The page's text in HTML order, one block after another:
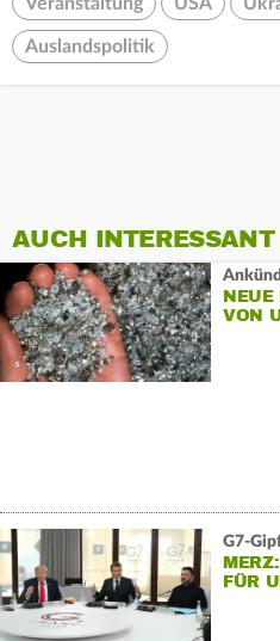
Auslandspolitik
AUCH INTERESSANT
NEUE
VON
G7-
FÜR